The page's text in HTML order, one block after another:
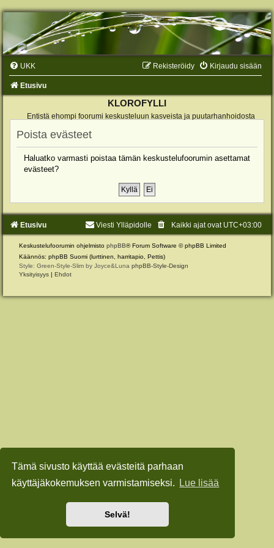
Tämä sivusto käyttää evästeitä parhaan
käyttäjäkokemuksen varmistamiseksi.
Lue lisää
Selvä!
UKK Kirjaudu sisään
Rekisteröidy
Etusivu
KLOROFYLLI
Entistä ehompi foorumi keskusteluun kasveista ja puutarhanhoidosta
Poista evästeet
Haluatko varmasti poistaa tämän keskustelufoorumin asettamat
evästeet?
Etusivu Kaikki ajat ovat UTC+03:00
Viesti Ylläpidolle
Keskustelufoorumin ohjelmisto phpBB® Forum Software © phpBB Limited
Käännös: phpBB Suomi (lurttinen, harritapio, Pettis)
Style: Green-Style-Slim by Joyce&Luna phpBB-Style-Design
Yksityisyys | Ehdot